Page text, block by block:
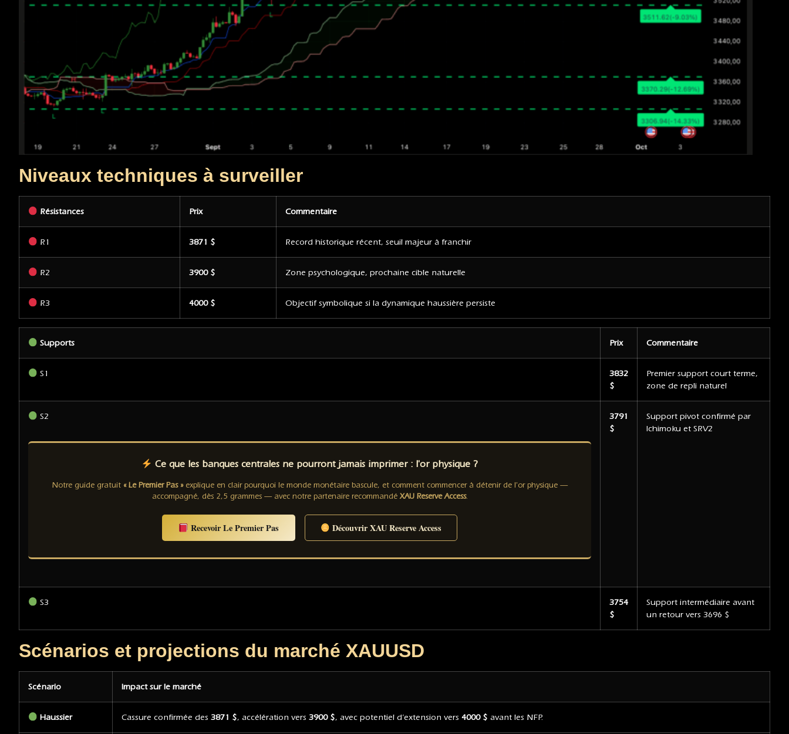
Niveaux techniques à surveiller
Résistances Prix Commentaire
R1 3871 $ Record historique récent, seuil majeur à franchir
R2 3900 $ Zone psychologique, prochaine cible naturelle
R3 4000 $ Objectif symbolique si la dynamique haussière persiste
Supports Prix Commentaire
S1
3832
$
Premier support court terme,
zone de repli naturel
S2
Ce que les banques centrales ne pourront jamais imprimer : l'or physique ?
Notre guide gratuit « Le Premier Pas »explique en clair pourquoi le monde monétaire bascule, et comment commencer à détenir de l'or physique —
accompagné, dès 2,5 grammes — avec notre partenaire recommandéXAU Reserve Access.
Recevoir Le Premier Pas Découvrir XAU Reserve Access
3791
$
Support pivot confirmé par
Ichimoku et SRV2
S3
3754
$
Support intermédiaire avant
un retour vers 3696 $
Scénarios et projections du marché XAUUSD
Scénario Impact sur le marché
Haussier Cassure confirmée des 3871 $, accélération vers 3900 $, avec potentiel d’extension vers 4000 $ avant les NFP.